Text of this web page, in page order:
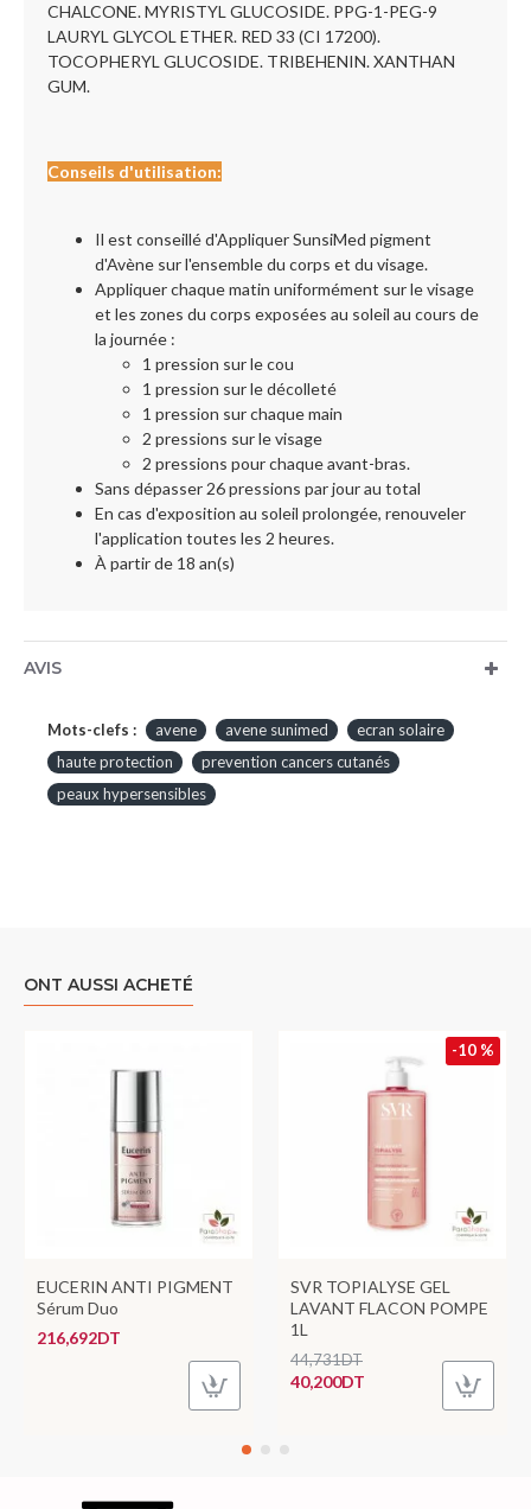
CHALCONE. MYRISTYL GLUCOSIDE. PPG-1-PEG-9
LAURYL GLYCOL ETHER. RED 33 (CI 17200).
TOCOPHERYL GLUCOSIDE. TRIBEHENIN. XANTHAN
GUM.
Conseils d'utilisation:
Il est conseillé d'Appliquer SunsiMed pigment
d'Avène sur l'ensemble du corps et du visage.
Appliquer chaque matin uniformément sur le visage
et les zones du corps exposées au soleil au cours de
la journée :
1 pression sur le cou
1 pression sur le décolleté
1 pression sur chaque main
2 pressions sur le visage
2 pressions pour chaque avant-bras.
Sans dépasser 26 pressions par jour au total
En cas d'exposition au soleil prolongée, renouveler
l'application toutes les 2 heures.
À partir de 18 an(s)
AVIS
Mots-clefs : avene avene sunimed
ecran solaire
haute protection
prevention cancers cutanés
peaux hypersensibles
ONT AUSSI ACHETÉ
EUCERIN ANTI PIGMENT
Sérum Duo
216,692DT
-10 %
SVR TOPIALYSE GEL
LAVANT FLACON POMPE
1L
40,200DT
44,731DT